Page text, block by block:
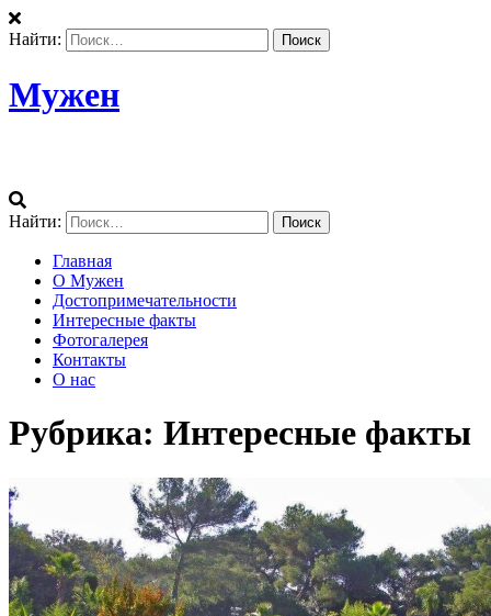
Найти:
Мужен
Найти:
Главная
О Мужен
Достопримечательности
Интересные факты
Фотогалерея
Контакты
О нас
Рубрика: Интересные факты